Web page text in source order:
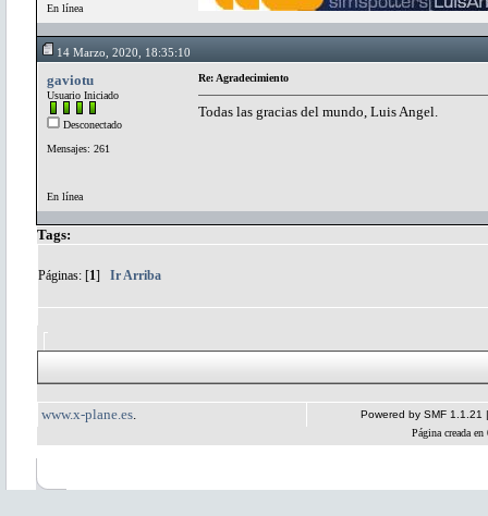
En línea
14 Marzo, 2020, 18:35:10
gaviotu
Usuario Iniciado
Desconectado
Mensajes: 261
En línea
Re: Agradecimiento
Todas las gracias del mundo, Luis Angel.
Tags:
Páginas: [1] Ir Arriba
www.x-plane.es Powered by SMF 1.1.21
Página creada